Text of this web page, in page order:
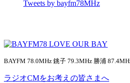
Tweets by bayfm78MHz
BAYFM 78.0MHz 銚子 79.3MHz 勝浦
ラジオCMをお考えの皆さまへ